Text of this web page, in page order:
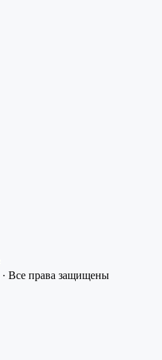
· Все права защищены